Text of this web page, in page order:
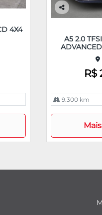
4X4
Co
rtilA5 2.0
R$
9.300 km